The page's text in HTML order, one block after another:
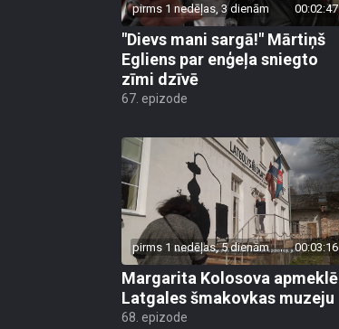
pirms 1 nedēļas, 3 dienām 00:02:47
"Dievs mani sargā!" Mārtiņš
Egliens par enģeļa sniegto
zīmi dzīvē
67. epizode
pirms 1 nedēļas, 5 dienām 00:03:16
Margarita Kolosova apmeklē
Latgales šmakovkas muzeju
68. epizode